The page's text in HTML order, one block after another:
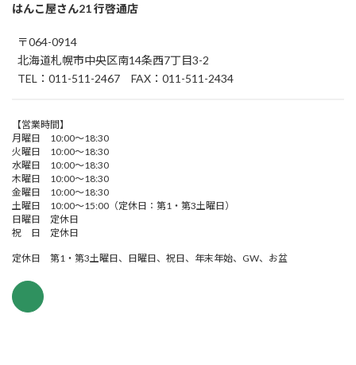
はんこ屋さん21 行啓通店
〒064-0914
北海道札幌市中央区南14条西7丁目3-2
TEL：011-511-2467 FAX：011-511-2434
【営業時間】
月曜日 10:00～18:30
火曜日 10:00～18:30
水曜日 10:00～18:30
木曜日 10:00～18:30
金曜日 10:00～18:30
土曜日 10:00～15:00（定休日：第1・第3土曜日）
日曜日 定休日
祝 日 定休日
定休日 第1・第3土曜日、日曜日、祝日、年末年始、GW、お盆